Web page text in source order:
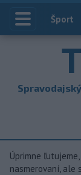
Index
Šport
Úprimne
nasmerovaní, ale